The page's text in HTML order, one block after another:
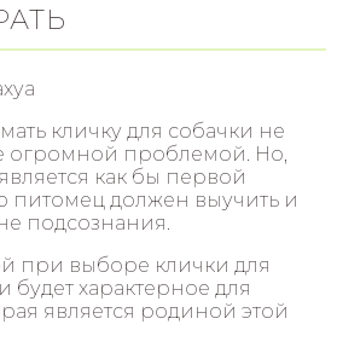
кличку для собачки не
огромной проблемой. Но,
как бы первой
питомец должен выучить и
подсознания.
при выборе клички для
будет характерное для
является родиной этой